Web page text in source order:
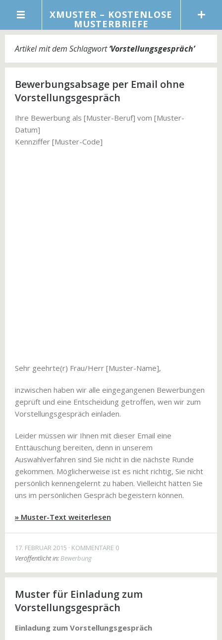
XMUSTER – KOSTENLOSE
MUSTERBRIEFE
Artikel mit dem Schlagwort‘Vorstellungsgespräch’
Bewerbungsabsage per Email ohne
Vorstellungsgespräch
Ihre Bewerbung als [Muster-Beruf] vom [Muster-
Datum]
Kennziffer [Muster-Code]
Sehr geehrte(r) Frau/Herr [Muster-Name],
inzwischen haben wir alle eingegangenen Bewerbungen
geprüft und eine Entscheidung getroffen, wen wir zum
Vorstellungsgespräch einladen.
Leider müssen wir Ihnen mit dieser Email eine
Enttäuschung bereiten, denn in unserem
Auswahlverfahren sind Sie nicht in die nächste Runde
gekommen. Möglicherweise ist es nicht richtig, Sie nicht
persönlich kennengelernt zu haben. Vielleicht hätten Sie
uns im persönlichen Gespräch begeistern können.
» Muster-Text weiterlesen
17. FEBRUAR 2015
KOMMENTARE 0
Veröffentlicht in:Bewerbung
Muster für Einladung zum
Vorstellungsgespräch
Einladung zum Vorstellungsgespräch